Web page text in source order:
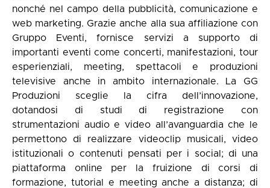
nonché nel campo della pubblicità, comunicazione e
web marketing. Grazie anche alla sua affiliazione con
Gruppo Eventi, fornisce servizi a supporto di
importanti eventi come concerti, manifestazioni, tour
esperienziali, meeting, spettacoli e produzioni
televisive anche in ambito internazionale. La GG
Produzioni sceglie la cifra dell’innovazione,
dotandosi di studi di registrazione con
strumentazioni audio e video all’avanguardia che le
permettono di realizzare videoclip musicali, video
istituzionali o contenuti pensati per i social; di una
piattaforma online per la fruizione di corsi di
formazione, tutorial e meeting anche a distanza; di